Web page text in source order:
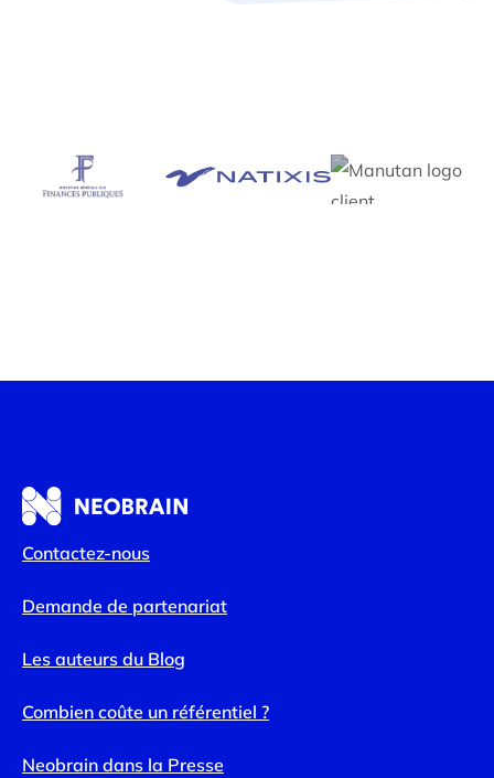
Contactez-nous
Demande de partenariat
Les auteurs du Blog
Combien coûte un référentiel ?
Neobrain dans la Presse